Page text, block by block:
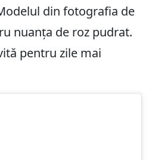
din fotografia de
nuanța de roz pudrat.
pentru zile mai